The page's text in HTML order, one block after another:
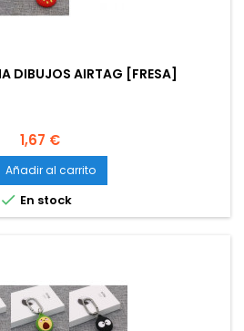
DIBUJOS AIRTAG [FRESA]
Precio
1,67 €
Añadir al carrito
 En stock